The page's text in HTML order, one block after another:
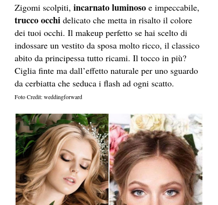
Zigomi scolpiti, incarnato luminoso e impeccabile,
trucco occhi delicato che metta in risalto il colore
dei tuoi occhi. Il makeup perfetto se hai scelto di
indossare un vestito da sposa molto ricco, il classico
abito da principessa tutto ricami. Il tocco in più?
Ciglia finte ma dall’effetto naturale per uno sguardo
da cerbiatta che seduca i flash ad ogni scatto.
Foto Credit: weddingforward